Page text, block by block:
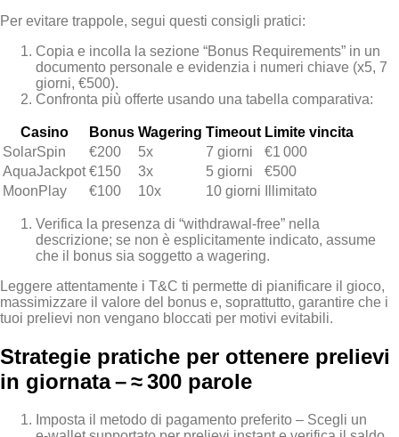
Per evitare trappole, segui questi consigli pratici:
Copia e incolla la sezione “Bonus Requirements” in un
documento personale e evidenzia i numeri chiave (x5, 7
giorni, €500).
Confronta più offerte usando una tabella comparativa:
Casino Bonus Wagering Timeout Limite vincita
SolarSpin
€200 5x 7 giorni
€1 000
AquaJackpot €150 3x 5 giorni
€500
MoonPlay
€100 10x 10 giorni Illimitato
Verifica la presenza di “withdrawal‑free” nella
descrizione; se non è esplicitamente indicato, assume
che il bonus sia soggetto a wagering.
Leggere attentamente i T&C ti permette di pianificare il gioco,
massimizzare il valore del bonus e, soprattutto, garantire che i
tuoi prelievi non vengano bloccati per motivi evitabili.
Strategie pratiche per ottenere prelievi
in giornata – ≈ 300 parole
Imposta il metodo di pagamento preferito – Scegli un